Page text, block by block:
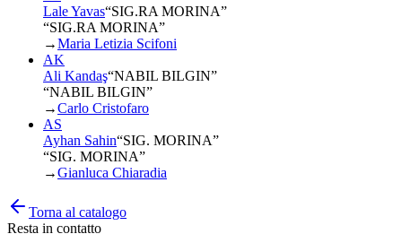
Lale Yavas“SIG.RA MORINA”
“SIG.RA MORINA”
→Maria Letizia Scifoni
AK
Ali Kandaş“NABIL BILGIN”
“NABIL BILGIN”
→Carlo Cristofaro
AS
Ayhan Sahin“SIG. MORINA”
“SIG. MORINA”
→Gianluca Chiaradia
Torna al catalogo
Resta in contatto